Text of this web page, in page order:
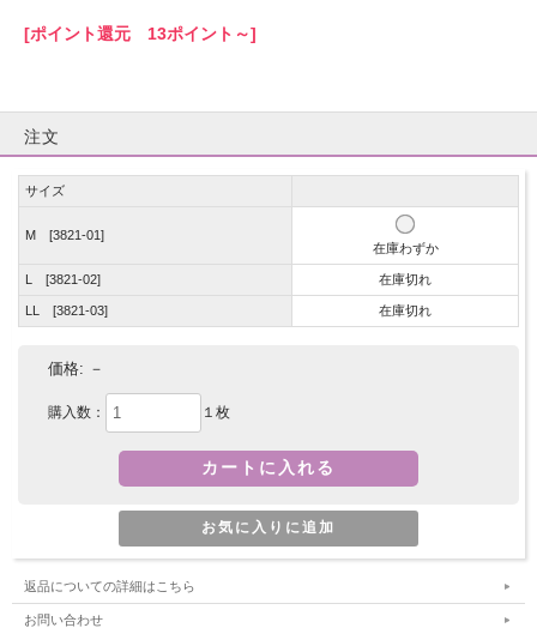
[ポイント還元 13ポイント～]
注文
サイズ
M [3821-01]
在庫わずか
L [3821-02] 在庫切れ
LL [3821-03] 在庫切れ
価格: －
購入数： １枚
返品についての詳細はこちら
お問い合わせ